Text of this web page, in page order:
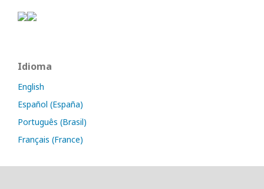
Idioma
English
Español (España)
Português (Brasil)
Français (France)